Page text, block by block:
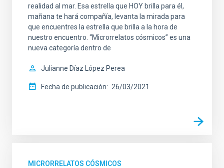
realidad al mar. Esa estrella que HOY brilla para él,
mañana te hará compañía, levanta la mirada para
que encuentres la estrella que brilla a la hora de
nuestro encuentro. “Microrrelatos cósmicos” es una
nueva categoría dentro de
Julianne Díaz López Perea
Fecha de publicación 26/03/2021
MICRORRELATOS CÓSMICOS